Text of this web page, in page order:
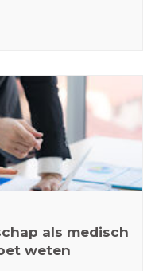
als medisch
weten